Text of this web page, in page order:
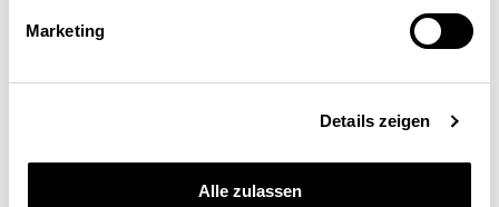
Marketing
Details zeigen
Alle zulassen
multinationale Unternehmen, Staatssekretariat für
Wirtschaft (SECO), Bern